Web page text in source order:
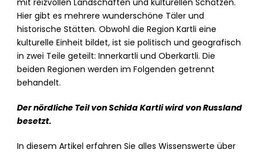
mit reizvollen Landschaften und kulturellen Schätzen.
Hier gibt es mehrere wunderschöne Täler und
historische Stätten. Obwohl die Region Kartli eine
kulturelle Einheit bildet, ist sie politisch und geografisch
in zwei Teile geteilt: Innerkartli und Oberkartli. Die
beiden Regionen werden im Folgenden getrennt
behandelt.
Der nördliche Teil von Schida Kartli wird von Russland
besetzt.
In diesem Artikel erfahren Sie alles Wissenswerte über